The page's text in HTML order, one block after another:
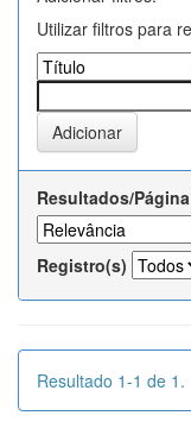
Utilizar filtros para
Resultados/Página
Registro(s)
Resultado 1-1 de 1.